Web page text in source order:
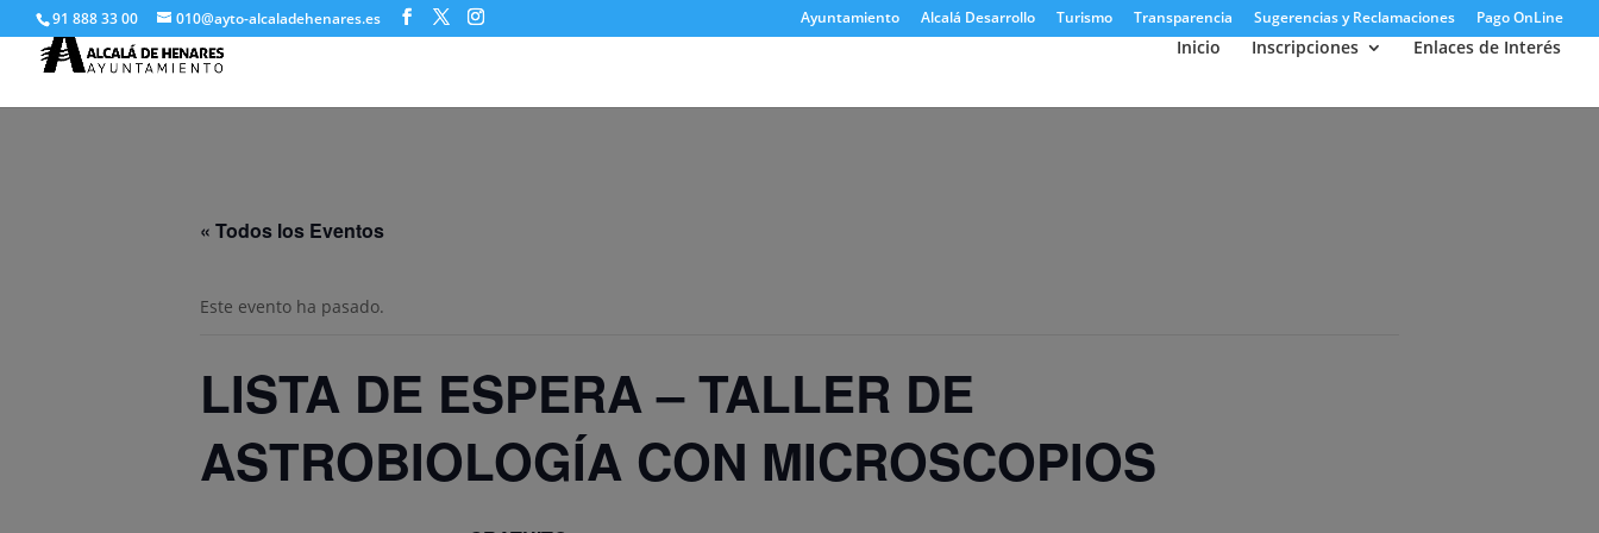
91 888 33 00 010@ayto-alcaladehenares.es Ayuntamiento Alcalá Desarrollo Turismo Transparencia Sugerencias y Reclamaciones Pago OnLine
Inicio Inscripciones Enlaces de Interés
« Todos los Eventos
Este evento ha pasado.
LISTA DE ESPERA – TALLER DE
ASTROBIOLOGÍA CON MICROSCOPIOS